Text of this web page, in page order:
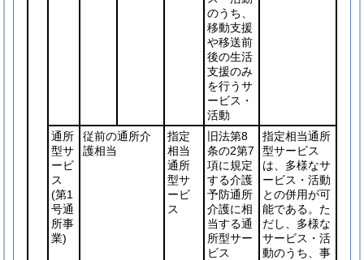
のうち、
移動支援
や移送前
後の生活
支援のみ
を行うサ
ービス・
活動
通所
型サ
ービ
ス
(第1
号通
所事
業)
従前の通所介
護相当
指定
相当
通所
型サ
ービ
ス
旧法第8
条の2第7
項に規定
する介護
予防通所
介護に相
当する通
所型サー
ビス
指定相当通所
型サービス
は、多様なサ
ービス・活動
との併用が可
能である。た
だし、多様な
サービス・活
動のうち、事